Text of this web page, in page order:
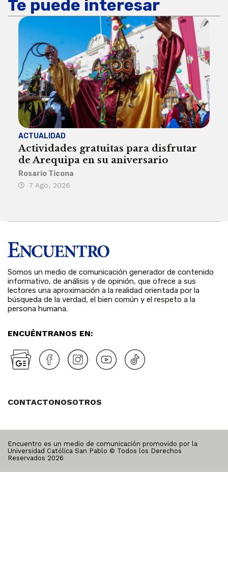
Te puede interesar
ACTUALIDAD
Actividades gratuitas para disfrutar
de Arequipa en su aniversario
Rosario Ticona
7 Ago, 2026
Somos un medio de comunicación generador de contenido
informativo, de análisis y de opinión, que ofrece a sus
lectores una aproximación a la realidad orientada por la
búsqueda de la verdad, el bien común y el respeto a la
persona humana.
ENCUÉNTRANOS EN:
CONTACTONOSOTROS
Encuentro es un medio de comunicación promovido por la
Universidad Católica San Pablo © Todos los Derechos
Reservados 2026